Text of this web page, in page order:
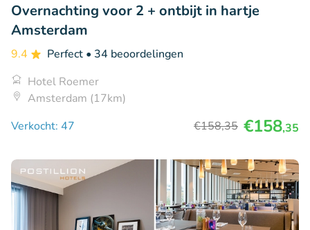
Overnachting voor 2 + ontbijt in hartje
Amsterdam
9.4 Perfect • 34 beoordelingen
Hotel Roemer
Amsterdam (17km)
Verkocht: 47
€158,35 €158,35